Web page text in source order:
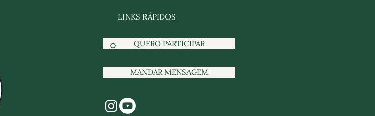
LINKS RÁPIDOS
QUERO PARTICIPAR
MANDAR MENSAGEM